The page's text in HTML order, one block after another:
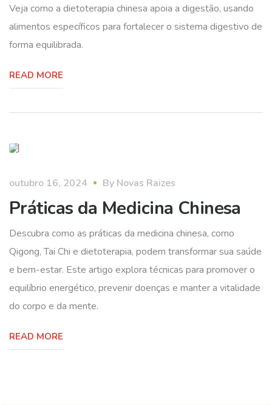
Veja como a dietoterapia chinesa apoia a digestão, usando
alimentos específicos para fortalecer o sistema digestivo de
forma equilibrada.
READ MORE
outubro 16, 2024 By Novas Raizes
Práticas da Medicina Chinesa
Descubra como as práticas da medicina chinesa, como
Qigong, Tai Chi e dietoterapia, podem transformar sua saúde
e bem-estar. Este artigo explora técnicas para promover o
equilíbrio energético, prevenir doenças e manter a vitalidade
do corpo e da mente.
READ MORE